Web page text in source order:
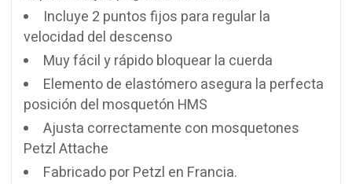
Incluye 2 puntos fijos para regular la
velocidad del descenso
Muy fácil y rápido bloquear la cuerda
Elemento de elastómero asegura la perfecta
posición del mosquetón HMS
Ajusta correctamente con mosquetones
Petzl Attache
Fabricado por Petzl en Francia.